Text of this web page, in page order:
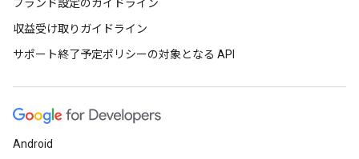
ブランド設定のガイドライン
収益受け取りガイドライン
サポート終了予定ポリシーの対象となる API
Android